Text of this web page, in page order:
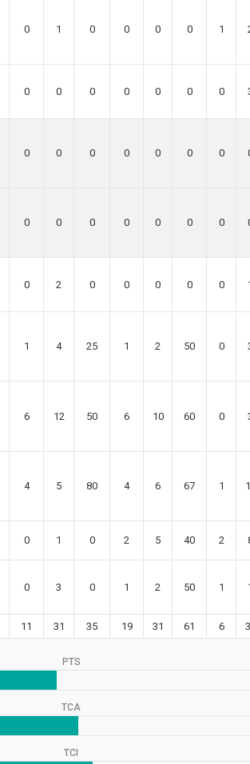
0 1 0 0 0 0 1
0 0 0 0 0 0 0
0 0 0 0 0 0 0
0 0 0 0 0 0 0
0 2 0 0 0 0 0
1 4 25 1 2 50 0
6 12 50 6 10 60 0
4 5 80 4 6 67 1
0 1 0 2 5 40 2
0 3 0 1 2 50 1
11 31 35 19 31 61 6
PTS
TCA
TCI